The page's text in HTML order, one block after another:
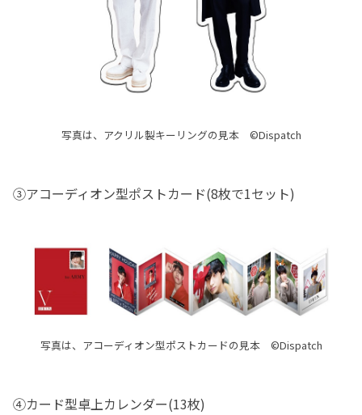
写真は、アクリル製キーリングの見本 ©Dispatch
③アコーディオン型ポストカード(8枚で1セット)
写真は、アコーディオン型ポストカードの見本 ©Dispatch
④カード型卓上カレンダー(13枚)